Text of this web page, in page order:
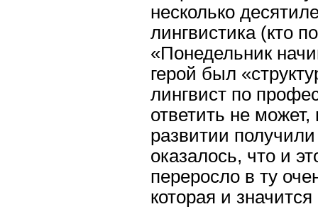
несколько
лингвистика (кто
«Понедельник
герой был
лингвист по
ответить не
развитии
оказалось, что и
переросло в ту
которая и